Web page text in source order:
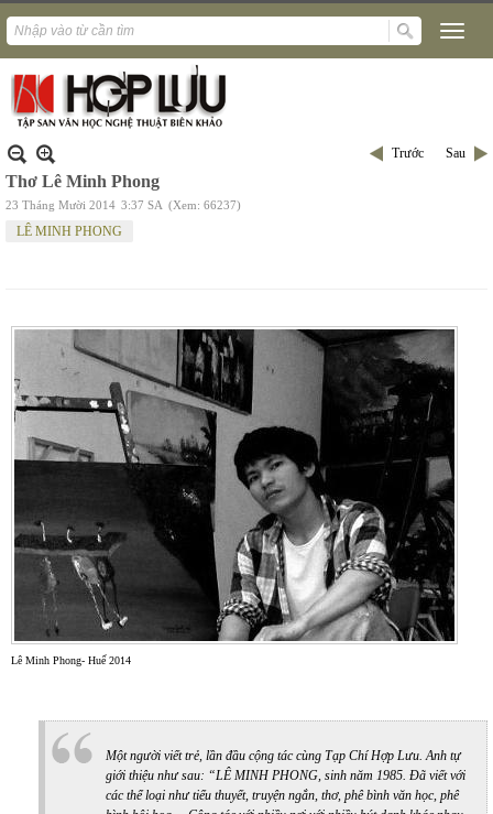
Trước Sau
Thơ Lê Minh Phong
23 Tháng Mười 2014 3:37 SA (Xem: 66237)
LÊ MINH PHONG
Lê Minh Phong- Huế 2014
Một người viết trẻ, lần đầu cộng tác cùng Tạp Chí Hợp Lưu. Anh tự
giới thiệu như sau: “LÊ MINH PHONG, sinh năm 1985. Đã viết với
các thể loại như tiểu thuyết, truyện ngắn, thơ, phê bình văn học, phê